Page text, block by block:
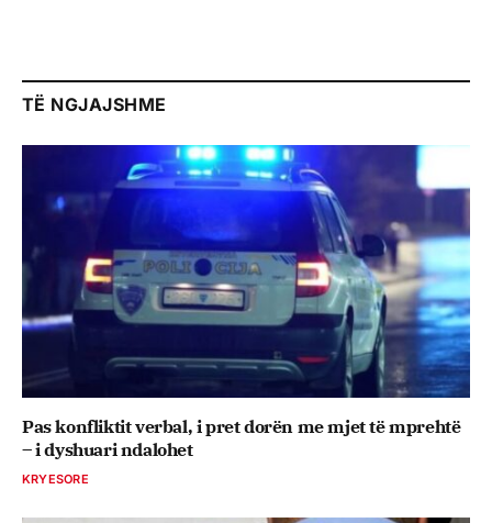
TË NGJAJSHME
Pas konfliktit verbal, i pret dorën me mjet të mprehtë
– i dyshuari ndalohet
KRYESORE